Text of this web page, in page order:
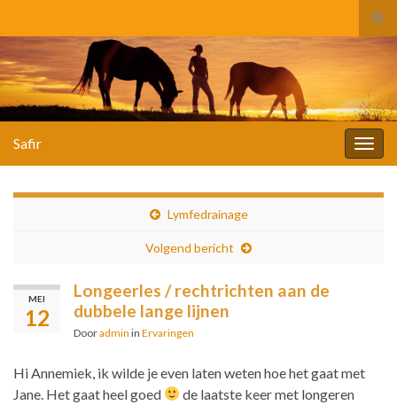
Search for:
Safir
Lymfedrainage
Volgend bericht
MEI
12
Longeerles / rechtrichten aan de
dubbele lange lijnen
Dooradmin in Ervaringen
Hi Annemiek, ik wilde je even laten weten hoe het gaat met
Jane. Het gaat heel goed
de laatste keer met longeren